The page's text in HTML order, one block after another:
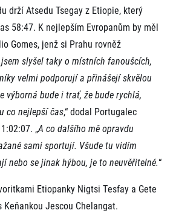
partneři
drží Atsedu Tsegay z Etiopie, který
58:47. K nejlepším Evropanům by měl
Gomes, jenž si Prahu rovněž
slyšel taky o místních fanoušcích,
velmi podporují a přinášejí skvělou
výborná bude i trať, že bude rychlá,
co nejlepší čas,“ dodal Portugalec
„A co dalšího mě opravdu
sami sportují. Všude tu vidím
nebo se jinak hýbou, je to neuvěřitelné.“
Etiopanky Nigtsi Tesfay a Gete
Jescou Chelangat.